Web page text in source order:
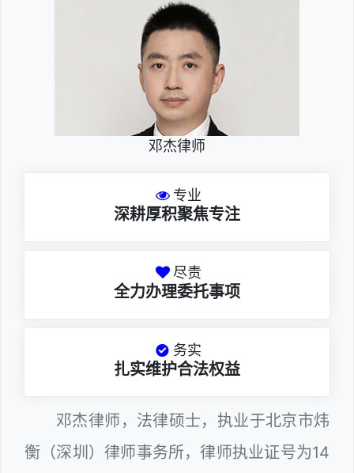
邓杰律师
专业
深耕厚积聚焦专注
尽责
全力办理委托事项
务实
扎实维护合法权益
邓杰律师，法律硕士，执业于北京市炜
衡（深圳）律师事务所，律师执业证号为14